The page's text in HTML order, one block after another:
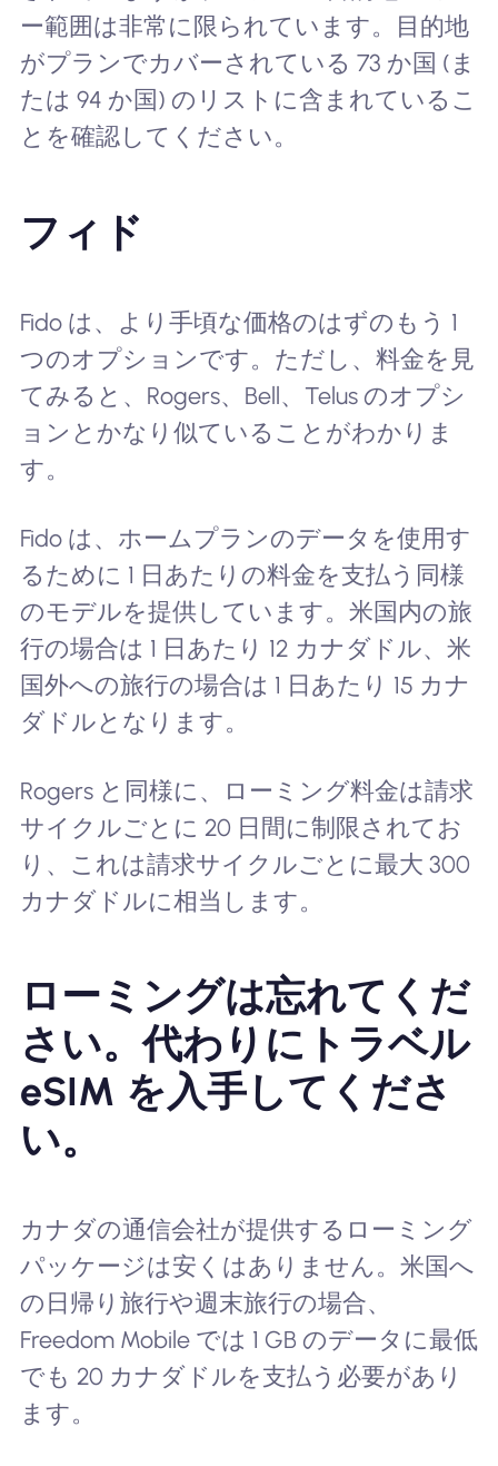
ー範囲は非常に限られています。目的地
がプランでカバーされている 73 か国 (ま
たは 94 か国) のリストに含まれているこ
とを確認してください。
フィド
Fido は、より手頃な価格のはずのもう 1
つのオプションです。ただし、料金を見
てみると、Rogers、Bell、Telus のオプシ
ョンとかなり似ていることがわかりま
す。
Fido は、ホームプランのデータを使用す
るために 1 日あたりの料金を支払う同様
のモデルを提供しています。米国内の旅
行の場合は 1 日あたり 12 カナダドル、米
国外への旅行の場合は 1 日あたり 15 カナ
ダドルとなります。
Rogers と同様に、ローミング料金は請求
サイクルごとに 20 日間に制限されてお
り、これは請求サイクルごとに最大 300
カナダドルに相当します。
ローミングは忘れてくだ
さい。代わりにトラベル
eSIM を入手してくださ
い。
カナダの通信会社が提供するローミング
パッケージは安くはありません。米国へ
の日帰り旅行や週末旅行の場合、
Freedom Mobile では 1 GB のデータに最低
でも 20 カナダドルを支払う必要があり
ます。